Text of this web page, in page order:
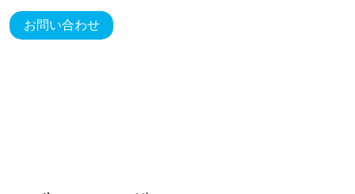
お問い合わせ